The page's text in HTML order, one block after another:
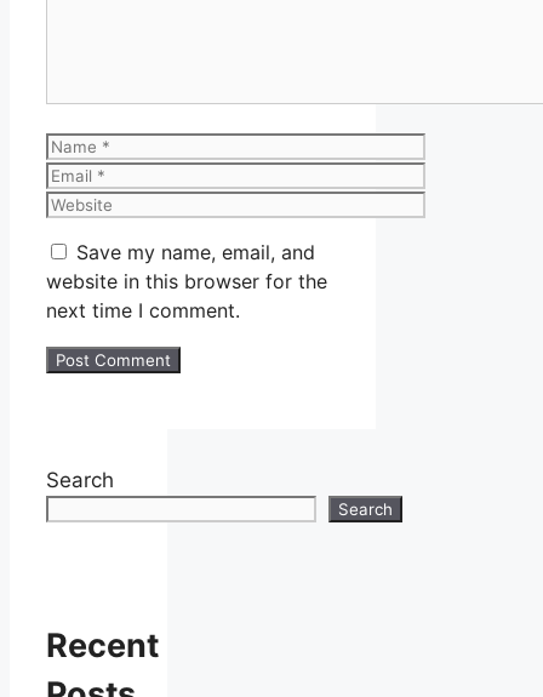
Name
Email
Website
Save my name, email, and
website in this browser for the
next time I comment.
Search
Search
Recent